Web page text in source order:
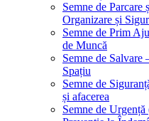
Semne de Parcare
Organizare și
Semne de Prim
de Muncă
Semne de Salvare
Spațiu
Semne de
și afacerea
Semne de